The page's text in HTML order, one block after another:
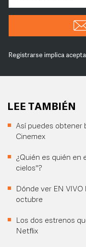
Registrarse implica
LEE TAMBIÉN
Así puedes obtener
Cinemex
¿Quién es quién en
cielos"?
Dónde ver EN
octubre
Los dos estrenos
Netflix